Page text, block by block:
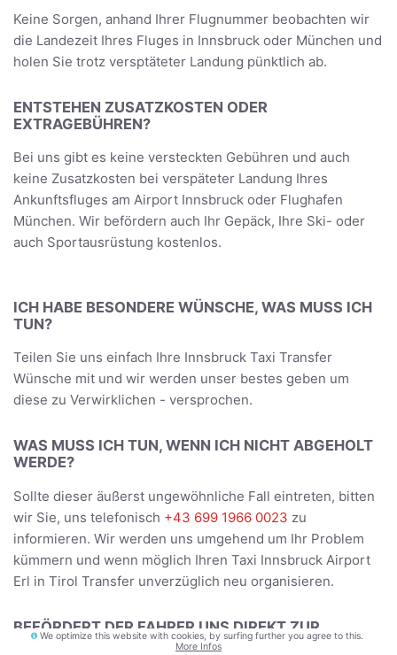
Keine Sorgen, anhand Ihrer Flugnummer beobachten wir
die Landezeit Ihres Fluges in Innsbruck oder München und
holen Sie trotz versptäteter Landung pünktlich ab.
ENTSTEHEN ZUSATZKOSTEN ODER
EXTRAGEBÜHREN?
Bei uns gibt es keine versteckten Gebühren und auch
keine Zusatzkosten bei verspäteter Landung Ihres
Ankunftsfluges am Airport Innsbruck oder Flughafen
München. Wir befördern auch Ihr Gepäck, Ihre Ski- oder
auch Sportausrüstung kostenlos.
ICH HABE BESONDERE WÜNSCHE, WAS MUSS ICH
TUN?
Teilen Sie uns einfach Ihre Innsbruck Taxi Transfer
Wünsche mit und wir werden unser bestes geben um
diese zu Verwirklichen - versprochen.
WAS MUSS ICH TUN, WENN ICH NICHT ABGEHOLT
WERDE?
Sollte dieser äußerst ungewöhnliche Fall eintreten, bitten
wir Sie, uns telefonisch +43 699 1966 0023 zu
informieren. Wir werden uns umgehend um Ihr Problem
kümmern und wenn möglich Ihren Taxi Innsbruck Airport
Erl in Tirol Transfer unverzüglich neu organisieren.
BEFÖRDERT DER FAHRER UNS DIREKT ZUR
UNTERKUNFT?
We optimize this website with cookies, by surfing further you agree to this.
More Infos